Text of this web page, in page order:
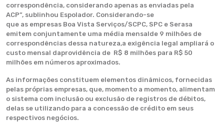
correspondência, considerando apenas as enviadas pela
ACP”, sublinhou Espolador. Considerando-se
que as empresas Boa Vista Serviços/SCPC, SPC e Serasa
emitem conjuntamente uma média mensalde 9 milhões de
correspondências dessa natureza,a exigência legal ampliará o
custo mensal daprovidência de R$ 8 milhões para R$ 50
milhões em números aproximados.
As informações constituem elementos dinâmicos, fornecidas
pelas próprias empresas, que, momento a momento, alimentam
o sistema com inclusão ou exclusão de registros de débitos,
delas se utilizando para a concessão de crédito em seus
respectivos negócios.